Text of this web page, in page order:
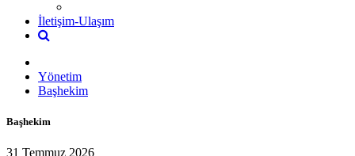
İletişim-Ulaşım
Yönetim
Başhekim
Başhekim
31 Temmuz 2026